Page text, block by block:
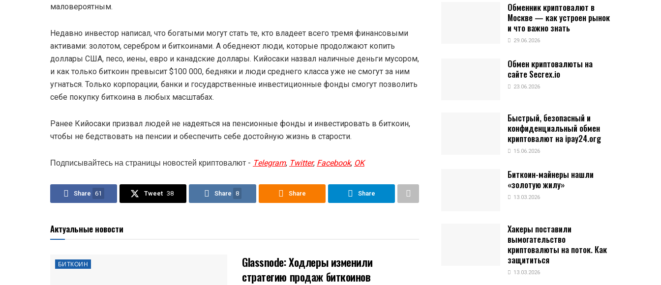
маловероятным.
Недавно инвестор написал, что богатыми могут стать те, кто владеет всего тремя финансовыми
активами: золотом, серебром и биткоинами. А обеднеют люди, которые продолжают копить
доллары США, песо, иены, евро и канадские доллары. Кийосаки назвал наличные деньги мусором,
и как только биткоин превысит $100 000, бедняки и люди среднего класса уже не смогут за ним
угнаться. Только корпорации, банки и государственные инвестиционные фонды смогут позволить
себе покупку биткоина в любых масштабах.
Ранее Кийосаки призвал людей не надеяться на пенсионные фонды и инвестировать в биткоин,
чтобы не бедствовать на пенсии и обеспечить себе достойную жизнь в старости.
Подписывайтесь на страницы новостей криптовалют - Telegram, Twitter, Facebook, OK
Share 61 Tweet 38 Share 8 Share Share
Актуальные новости
БИТКОИН
Glassnode: Ходлеры изменили
стратегию продаж биткоинов
Обменник криптовалют в
Москве — как устроен рынок
и что важно знать
29.06.2026
Обмен криптовалюты на
сайте Secrex.io
23.06.2026
Быстрый, безопасный и
конфиденциальный обмен
криптовалют на ipay24.org
15.06.2026
Биткоин-майнеры нашли
«золотую жилу»
13.03.2026
Хакеры поставили
вымогательство
криптовалюты на поток. Как
защититься
13.03.2026